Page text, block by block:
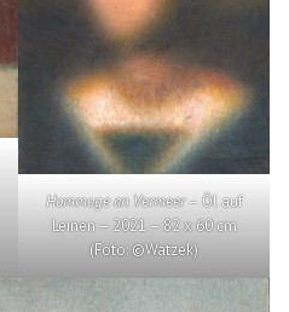
Hommage an Vermeer– Öl auf
Leinen – 2021 – 82 x 60 cm
(Foto: ©Watzek)